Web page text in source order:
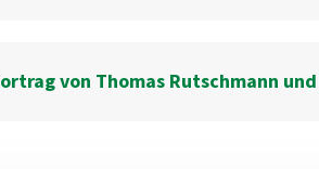
von Thomas Rutschmann